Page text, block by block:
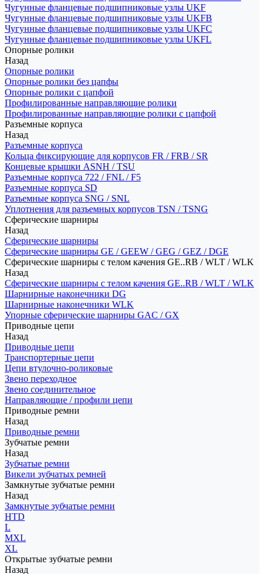
Чугунные фланцевые подшипниковые узлы UKF
Чугунные фланцевые подшипниковые узлы UKFB
Чугунные фланцевые подшипниковые узлы UKFC
Чугунные фланцевые подшипниковые узлы UKFL
Опорные ролики
Назад
Опорные ролики
Опорные ролики без цапфы
Опорные ролики с цапфой
Профилированные направляющие ролики
Профилированные направляющие ролики с цапфой
Разъемные корпуса
Назад
Разъемные корпуса
Кольца фиксирующие для корпусов FR / FRB / SR
Концевые крышки ASNH / TSU
Разъемные корпуса 722 / FNL / F5
Разъемные корпуса SD
Разъемные корпуса SNG / SNL
Уплотнения для разъемных корпусов TSN / TSNG
Сферические шарниры
Назад
Сферические шарниры
Сферические шарниры GE / GEEW / GEG / GEZ / DGE
Сферические шарниры с телом качения GE..RB / WLT / WLK
Назад
Сферические шарниры с телом качения GE..RB / WLT / WLK
Шарнирные наконечники DG
Шарнирные наконечники WLK
Упорные сферические шарниры GAC / GX
Приводные цепи
Назад
Приводные цепи
Транспортерные цепи
Цепи втулочно-роликовые
Звено переходное
Звено соединительное
Направляющие / профили цепи
Приводные ремни
Назад
Приводные ремни
Зубчатые ремни
Назад
Зубчатые ремни
Викели зубчатых ремней
Замкнутые зубчатые ремни
Назад
Замкнутые зубчатые ремни
HTD
L
MXL
XL
Открытые зубчатые ремни
Назад